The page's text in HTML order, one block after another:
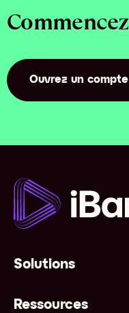
Ouvrez un compte
Solutions
Ressources